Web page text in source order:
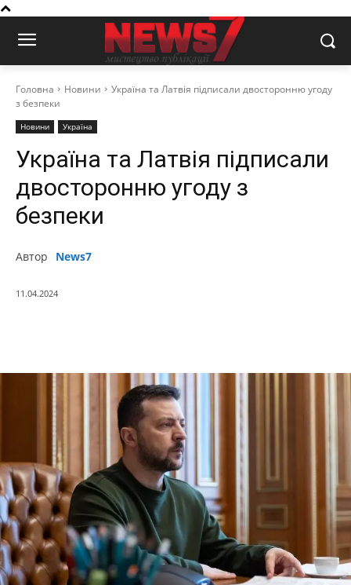
Головна Новини
Україна та Латвія підписали двосторонню угоду
з безпеки
Новини Україна
Україна та Латвія підписали
двосторонню угоду з
безпеки
Автор News7
11.04.2024